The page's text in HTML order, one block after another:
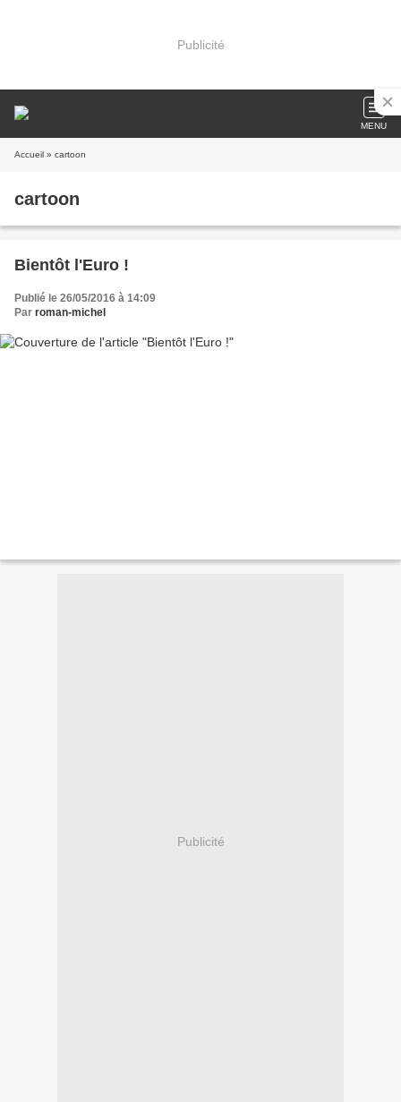
Publicité
MENU
Accueil » cartoon
cartoon
Bientôt l'Euro !
Publié le 26/05/2016 à 14:09
Par roman-michel
Publicité